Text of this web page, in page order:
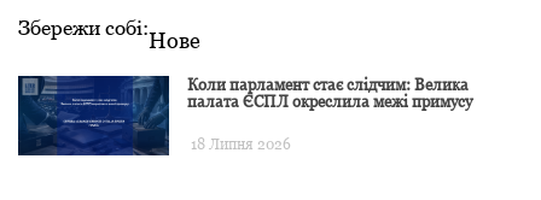
Збережи собі:Нове
Коли парламент стає слідчим: Велика
палата ЄСПЛ окреслила межі примусу
18 Липня 2026